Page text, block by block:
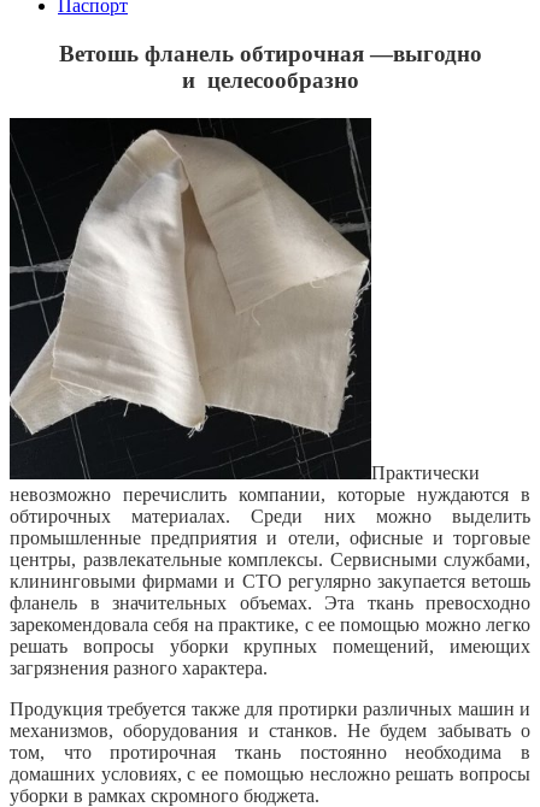
Паспорт
Ветошь фланель обтирочная —выгодно
и целесообразно
Практически
невозможно перечислить компании, которые нуждаются в
обтирочных материалах. Среди них можно выделить
промышленные предприятия и отели, офисные и торговые
центры, развлекательные комплексы. Сервисными службами,
клининговыми фирмами и СТО регулярно закупается ветошь
фланель в значительных объемах. Эта ткань превосходно
зарекомендовала себя на практике, с ее помощью можно легко
решать вопросы уборки крупных помещений, имеющих
загрязнения разного характера.
Продукция требуется также для протирки различных машин и
механизмов, оборудования и станков. Не будем забывать о
том, что протирочная ткань постоянно необходима в
домашних условиях, с ее помощью несложно решать вопросы
уборки в рамках скромного бюджета.